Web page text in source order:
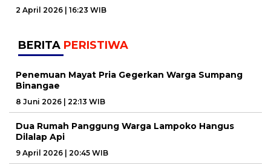
2 April 2026 | 16:23 WIB
BERITA PERISTIWA
Penemuan Mayat Pria Gegerkan Warga Sumpang
Binangae
8 Juni 2026 | 22:13 WIB
Dua Rumah Panggung Warga Lampoko Hangus
Dilalap Api
9 April 2026 | 20:45 WIB